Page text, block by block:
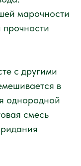
марочности
прочности
с другими
в
однородной
смесь